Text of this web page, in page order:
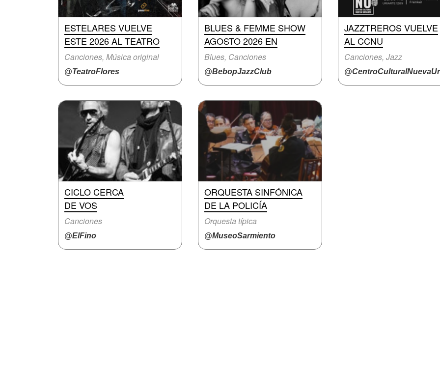
ESTELARES VUELVE
ESTE 2026 AL TEATRO
Canciones, Música original
@TeatroFlores
BLUES & FEMME SHOW
AGOSTO 2026 EN
Blues, Canciones
@BebopJazzClub
JAZZTREROS VUELVE
AL CCNU
Canciones, Jazz
CICLO CERCA
DE VOS
Canciones
@ElFino
ORQUESTA SINFÓNICA
DE LA POLICÍA
Orquesta típica
@MuseoSarmiento